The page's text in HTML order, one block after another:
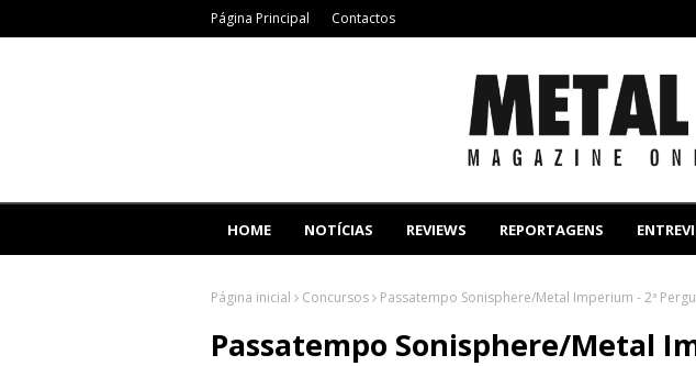
Página Principal Contactos
HOME NOTÍCIAS REVIEWS REPORTAGENS
Página inicial Concursos Passatempo Sonisphere/Metal Imperium - 2ª
Passatempo Sonisphere/Metal